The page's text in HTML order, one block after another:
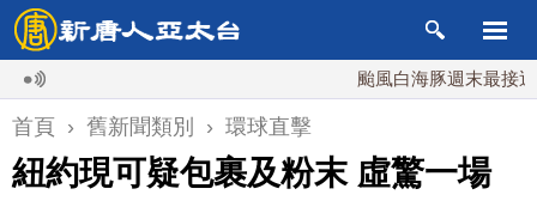
颱風白海豚週末最接近台
首頁 › 舊新聞類別 › 環球直擊
紐約現可疑包裹及粉末 虛驚一場